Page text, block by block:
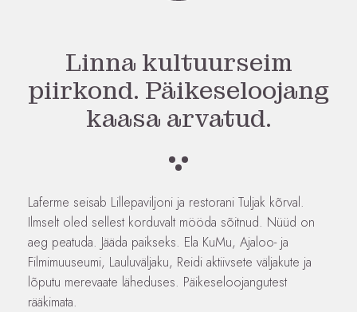
Linna kultuurseim
piirkond. Päikeseloojang
kaasa arvatud.
Laferme seisab Lillepaviljoni ja restorani Tuljak kõrval.
Ilmselt oled sellest korduvalt mööda sõitnud. Nüüd on
aeg peatuda. Jääda paikseks. Ela KuMu, Ajaloo- ja
Filmimuuseumi, Lauluväljaku, Reidi aktiivsete väljakute ja
lõputu merevaate läheduses. Päikeseloojangutest
rääkimata.